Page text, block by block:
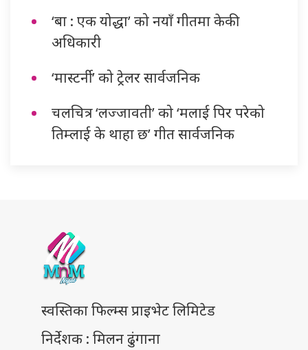
‘बा : एक योद्धा’ को नयाँ गीतमा केकी
अधिकारी
‘मास्टर्नी’ को ट्रेलर सार्वजनिक
चलचित्र ‘लज्जावती’ को ‘मलाई पिर परेको
तिम्लाई के थाहा छ’ गीत सार्वजनिक
स्वस्तिका फिल्म्स प्राइभेट लिमिटेड
निर्देशक : मिलन ढुंगाना